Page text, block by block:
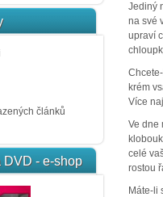
článků
DVD - e-shop
Jediný
na své
upraví
krém
Více
Ve dne
celé
rostou
Máte-li